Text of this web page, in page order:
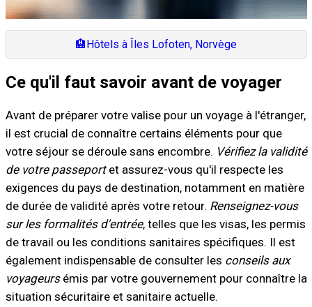
🏨Hôtels à Îles Lofoten, Norvège
Ce qu'il faut savoir avant de voyager
Avant de préparer votre valise pour un voyage à l'étranger,
il est crucial de connaître certains éléments pour que
votre séjour se déroule sans encombre. Vérifiez la validité
de votre passeportet assurez-vous qu'il respecte les
exigences du pays de destination, notamment en matière
de durée de validité après votre retour. Renseignez-vous
sur les formalités d'entrée, telles que les visas, les permis
de travail ou les conditions sanitaires spécifiques. Il est
également indispensable de consulter les conseils aux
voyageursémis par votre gouvernement pour connaître la
situation sécuritaire et sanitaire actuelle.